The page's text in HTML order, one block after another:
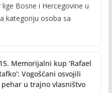
Bosne i Hercegovine u
kategoriju osoba sa
Memorijalni kup ‘Rafael
Vogošćani osvojili
u trajno vlasništvo